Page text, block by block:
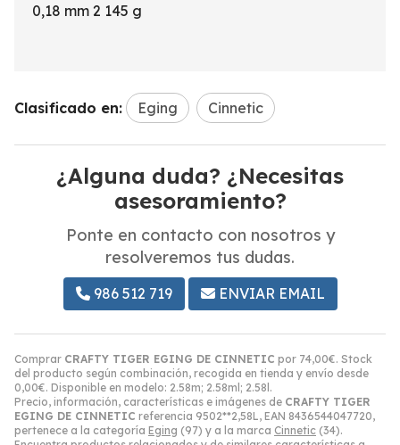
Comprar CRAFTY TIGER EGING DE CINNETIC por 74,00€. Stock
del producto según combinación, recogida en tienda y envío desde
0,00€. Disponible en modelo: 2.58m; 2.58ml; 2.58l.
Precio, información, características e imágenes de CRAFTY TIGER
EGING DE CINNETIC referencia 9502**2,58L, EAN 8436544047720,
pertenece a la categoría Eging (97) y a la marca Cinnetic (34).
0,18 mm 2 145 g
Clasificado en: Eging Cinnetic
¿Alguna duda? ¿Necesitas
asesoramiento?
Ponte en contacto con nosotros y
resolveremos tus dudas.
986 512 719 ENVIAR EMAIL